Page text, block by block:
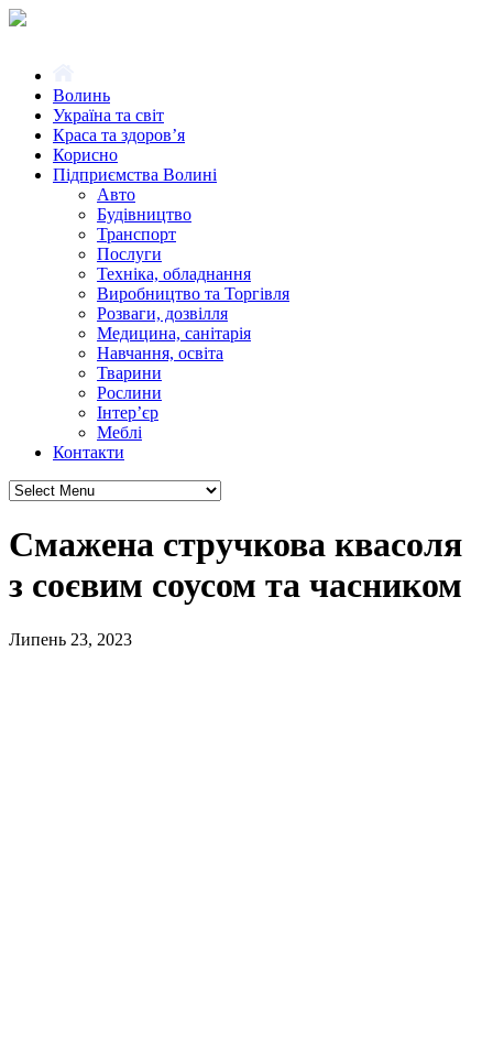
Волинь
Україна та світ
Краса та здоров’я
Корисно
Підприємства Волині
Авто
Будівництво
Транспорт
Послуги
Техніка, обладнання
Виробництво та Торгівля
Розваги, дозвілля
Медицина, санітарія
Навчання, освіта
Тварини
Рослини
Інтер’єр
Меблі
Контакти
Смажена стручкова квасоля
з соєвим соусом та часником
Липень 23, 2023